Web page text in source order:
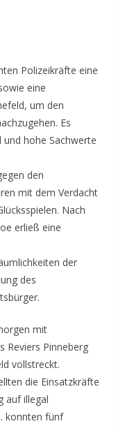
Polizeikräfte eine
eine
um den
Es
hohe Sachwerte
den
mit dem Verdacht
Nach
erließ eine
der
des
mit
Reviers Pinneberg
vollstreckt.
die Einsatzkräfte
auf illegal
konnten fünf